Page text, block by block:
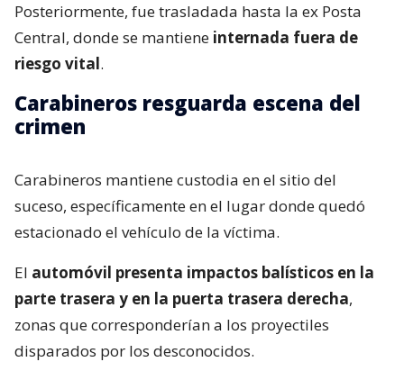
Posteriormente, fue trasladada hasta la ex Posta
Central, donde se mantiene internada fuera de
riesgo vital.
Carabineros resguarda escena del
crimen
Carabineros mantiene custodia en el sitio del
suceso, específicamente en el lugar donde quedó
estacionado el vehículo de la víctima.
El automóvil presenta impactos balísticos en la
parte trasera y en la puerta trasera derecha,
zonas que corresponderían a los proyectiles
disparados por los desconocidos.